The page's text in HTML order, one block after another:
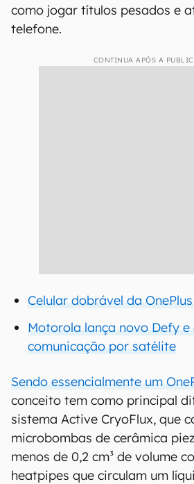
como jogar títulos pesados e
telefone.
CONTINUA APÓS A
Celular dobrável da
Motorola lança novo Defy
comunicação por satélite
Sendo essencialmente um
conceito tem como principal
sistema Active CryoFlux, que
microbombas de cerâmica
menos de 0,2 cm³ de volume
heatpipes que circulam um